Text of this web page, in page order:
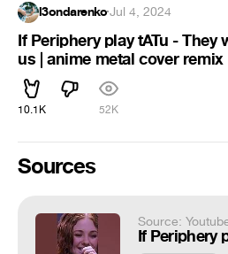
l3ondarenko·Jul 4, 2024
If Periphery play tATu -
us | anime metal cover remix
10.1K 52K
Sources
Source: